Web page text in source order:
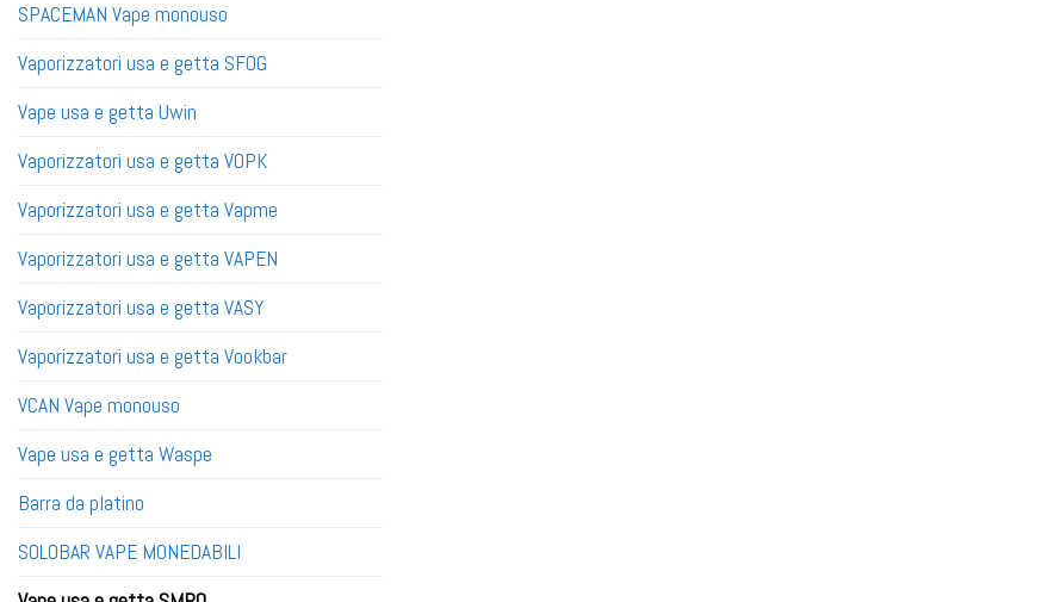
SPACEMAN Vape monouso
Vaporizzatori usa e getta SFOG
Vape usa e getta Uwin
Vaporizzatori usa e getta VOPK
Vaporizzatori usa e getta Vapme
Vaporizzatori usa e getta VAPEN
Vaporizzatori usa e getta VASY
Vaporizzatori usa e getta Vookbar
VCAN Vape monouso
Vape usa e getta Waspe
Barra da platino
SOLOBAR VAPE MONEDABILI